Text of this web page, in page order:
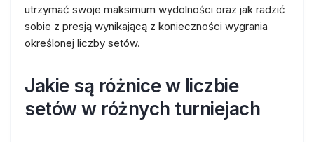
utrzymać swoje maksimum wydolności oraz jak radzić
sobie z presją wynikającą z konieczności wygrania
określonej liczby setów.
Jakie są różnice w liczbie
setów w różnych turniejach